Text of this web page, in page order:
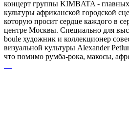
концерт группы KIMBATA - главных
культуры африканской городской
которую просит сердце каждого в
центре Москвы. Специально для
boule художник и коллекционер
визуальной культуры Alexander
что помимо румба-рока, макосы,